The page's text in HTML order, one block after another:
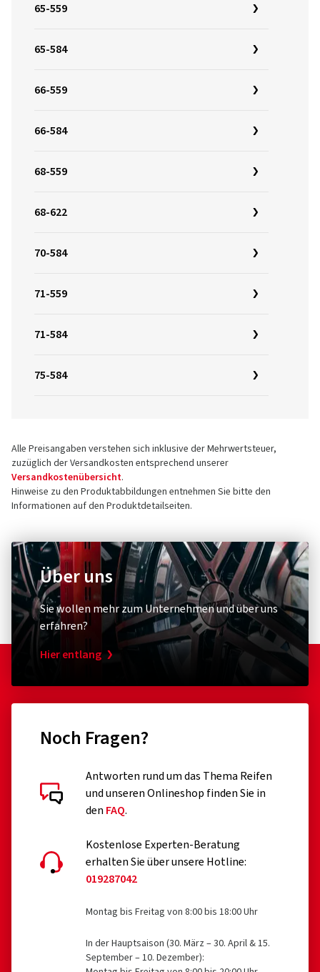
65-559
65-584
66-559
66-584
68-559
68-622
70-584
71-559
71-584
75-584
Alle Preisangaben verstehen sich inklusive der Mehrwertsteuer,
zuzüglich der Versandkosten entsprechend unserer
Versandkostenübersicht.
Hinweise zu den Produktabbildungen entnehmen Sie bitte den
Informationen auf den Produktdetailseiten.
Über uns
Sie wollen mehr zum Unternehmen und über uns
erfahren?
Hier entlang
Noch Fragen?
Antworten rund um das Thema Reifen
und unseren Onlineshop finden Sie in
den FAQ.
Kostenlose Experten-Beratung
erhalten Sie über unsere Hotline:
019287042
Montag bis Freitag von 8:00 bis 18:00 Uhr
In der Hauptsaison (30. März – 30. April & 15.
September – 10. Dezember):